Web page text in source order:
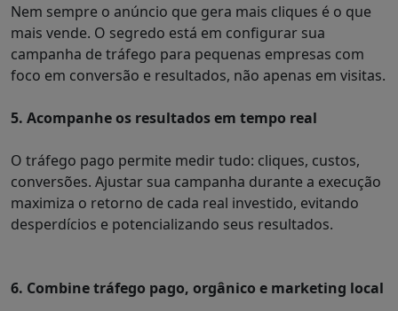
Nem sempre o anúncio que gera mais cliques é o que
mais vende. O segredo está em configurar sua
campanha de tráfego para pequenas empresas com
foco em conversão e resultados, não apenas em visitas.
5. Acompanhe os resultados em tempo real
O tráfego pago permite medir tudo: cliques, custos,
conversões. Ajustar sua campanha durante a execução
maximiza o retorno de cada real investido, evitando
desperdícios e potencializando seus resultados.
6. Combine tráfego pago, orgânico e marketing local